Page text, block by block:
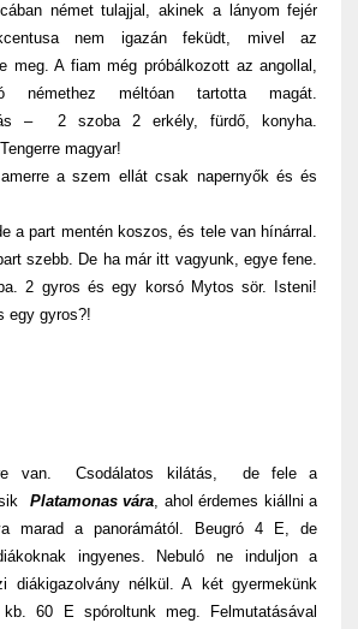
német tulajjal, akinek a lányom fejér
nem igazán feküdt, mivel az
meg. A fiam még próbálkozott az angollal,
méltóan tartotta magát.
– 2 szoba 2 erkély, fürdő, konyha.
magyar!
a szem ellát csak napernyők és és
a part mentén koszos, és tele van hínárral.
szebb. De ha már itt vagyunk, egye fene.
2 gyros és egy korsó Mytos sör. Isteni!
egy gyros?!
van. Csodálatos kilátás, de fele a
Platamonas vára, ahol érdemes kiállni a
marad a panorámától. Beugró 4 E, de
ingyenes. Nebuló ne induljon a
diákigazolvány nélkül. A két gyermekünk
kb. 60 E spóroltunk meg. Felmutatásával